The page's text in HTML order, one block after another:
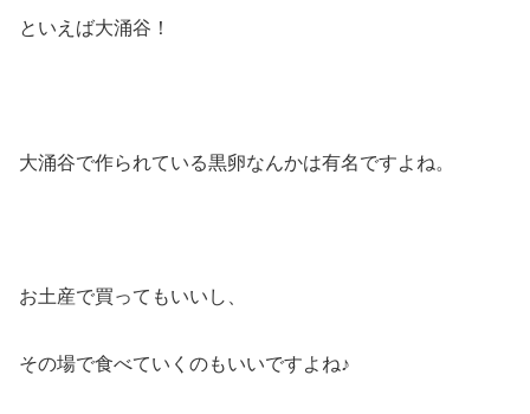
といえば大涌谷！
大涌谷で作られている黒卵なんかは有名ですよね。
お土産で買ってもいいし、
その場で食べていくのもいいですよね♪